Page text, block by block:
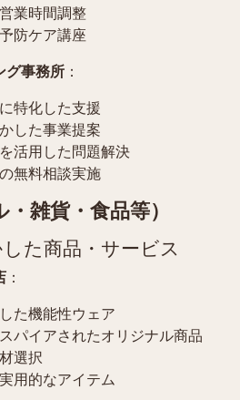
業時間調整
防ケア講座
グ事務所 ：
特化した支援
した事業提案
活用した問題解決
無料相談実施
雑貨・食品等）
た商品・サービス
：
た機能性ウェア
パイアされたオリジナル商品
選択
用的なアイテム